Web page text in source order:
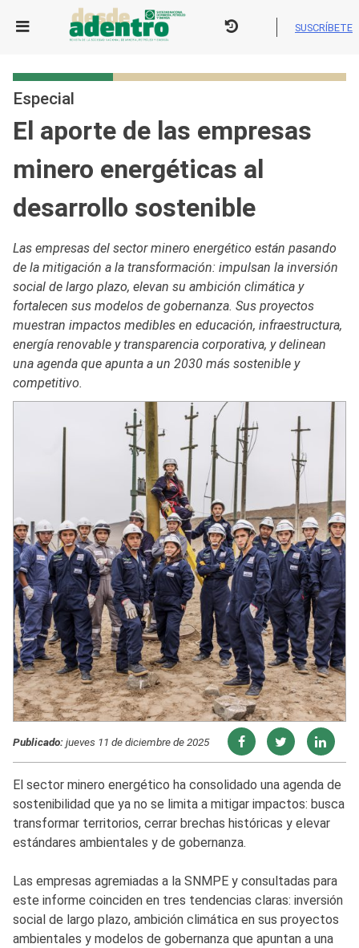
SUSCRÍBETE
Especial
El aporte de las empresas
minero energéticas al
desarrollo sostenible
Las empresas del sector minero energético están pasando
de la mitigación a la transformación: impulsan la inversión
social de largo plazo, elevan su ambición climática y
fortalecen sus modelos de gobernanza. Sus proyectos
muestran impactos medibles en educación, infraestructura,
energía renovable y transparencia corporativa, y delinean
una agenda que apunta a un 2030 más sostenible y
competitivo.
Publicado:jueves 11 de diciembre de 2025
El sector minero energético ha consolidado una agenda de
sostenibilidad que ya no se limita a mitigar impactos: busca
transformar territorios, cerrar brechas históricas y elevar
estándares ambientales y de gobernanza.
Las empresas agremiadas a la SNMPE y consultadas para
este informe coinciden en tres tendencias claras: inversión
social de largo plazo, ambición climática en sus proyectos
ambientales y modelos de gobernanza que apuntan a una